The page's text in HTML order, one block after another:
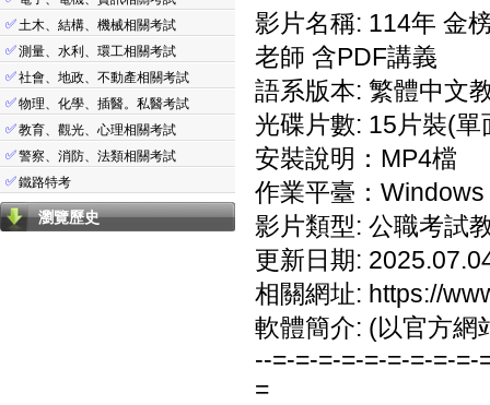
✅土木、結構、機械相關考試
✅測量、水利、環工相關考試
✅社會、地政、不動產相關考試
✅物理、化學、插醫。私醫考試
✅教育、觀光、心理相關考試
✅警察、消防、法類相關考試
✅鐵路特考
瀏覽歷史
影片名稱: 114年 金
老師 含PDF講義
語系版本: 繁體中文
光碟片數: 15片裝(單
安裝說明：MP4檔
作業平臺：Windows
影片類型: 公職考試
更新日期:
相關網址: https://
軟體簡介: (以官方網
--=-=-=-=-=-=-=-=-=-
=